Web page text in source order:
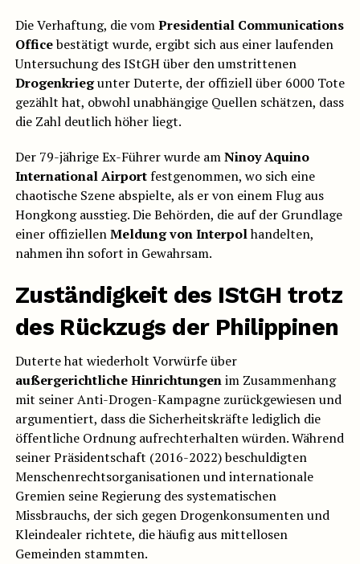
Die Verhaftung, die vomPresidential Communications
Officebestätigt wurde, ergibt sich aus einer laufenden
Untersuchung des IStGH über den umstrittenen
Drogenkriegunter Duterte, der offiziell über 6000 Tote
gezählt hat, obwohl unabhängige Quellen schätzen, dass
die Zahl deutlich höher liegt.
Der 79-jährige Ex-Führer wurde amNinoy Aquino
International Airportfestgenommen, wo sich eine
chaotische Szene abspielte, als er von einem Flug aus
Hongkong ausstieg. Die Behörden, die auf der Grundlage
einer offiziellenMeldungvon Interpolhandelten,
nahmen ihn sofort in Gewahrsam.
Zuständigkeit des IStGH trotz
des Rückzugs der Philippinen
Duterte hat wiederholt Vorwürfe über
außergerichtliche Hinrichtungenim Zusammenhang
mit seiner Anti-Drogen-Kampagne zurückgewiesen und
argumentiert, dass die Sicherheitskräfte lediglich die
öffentliche Ordnung aufrechterhalten würden. Während
seiner Präsidentschaft (2016-2022) beschuldigten
Menschenrechtsorganisationen und internationale
Gremien seine Regierung des systematischen
Missbrauchs, der sich gegen Drogenkonsumenten und
Kleindealer richtete, die häufig aus mittellosen
Gemeinden stammten.